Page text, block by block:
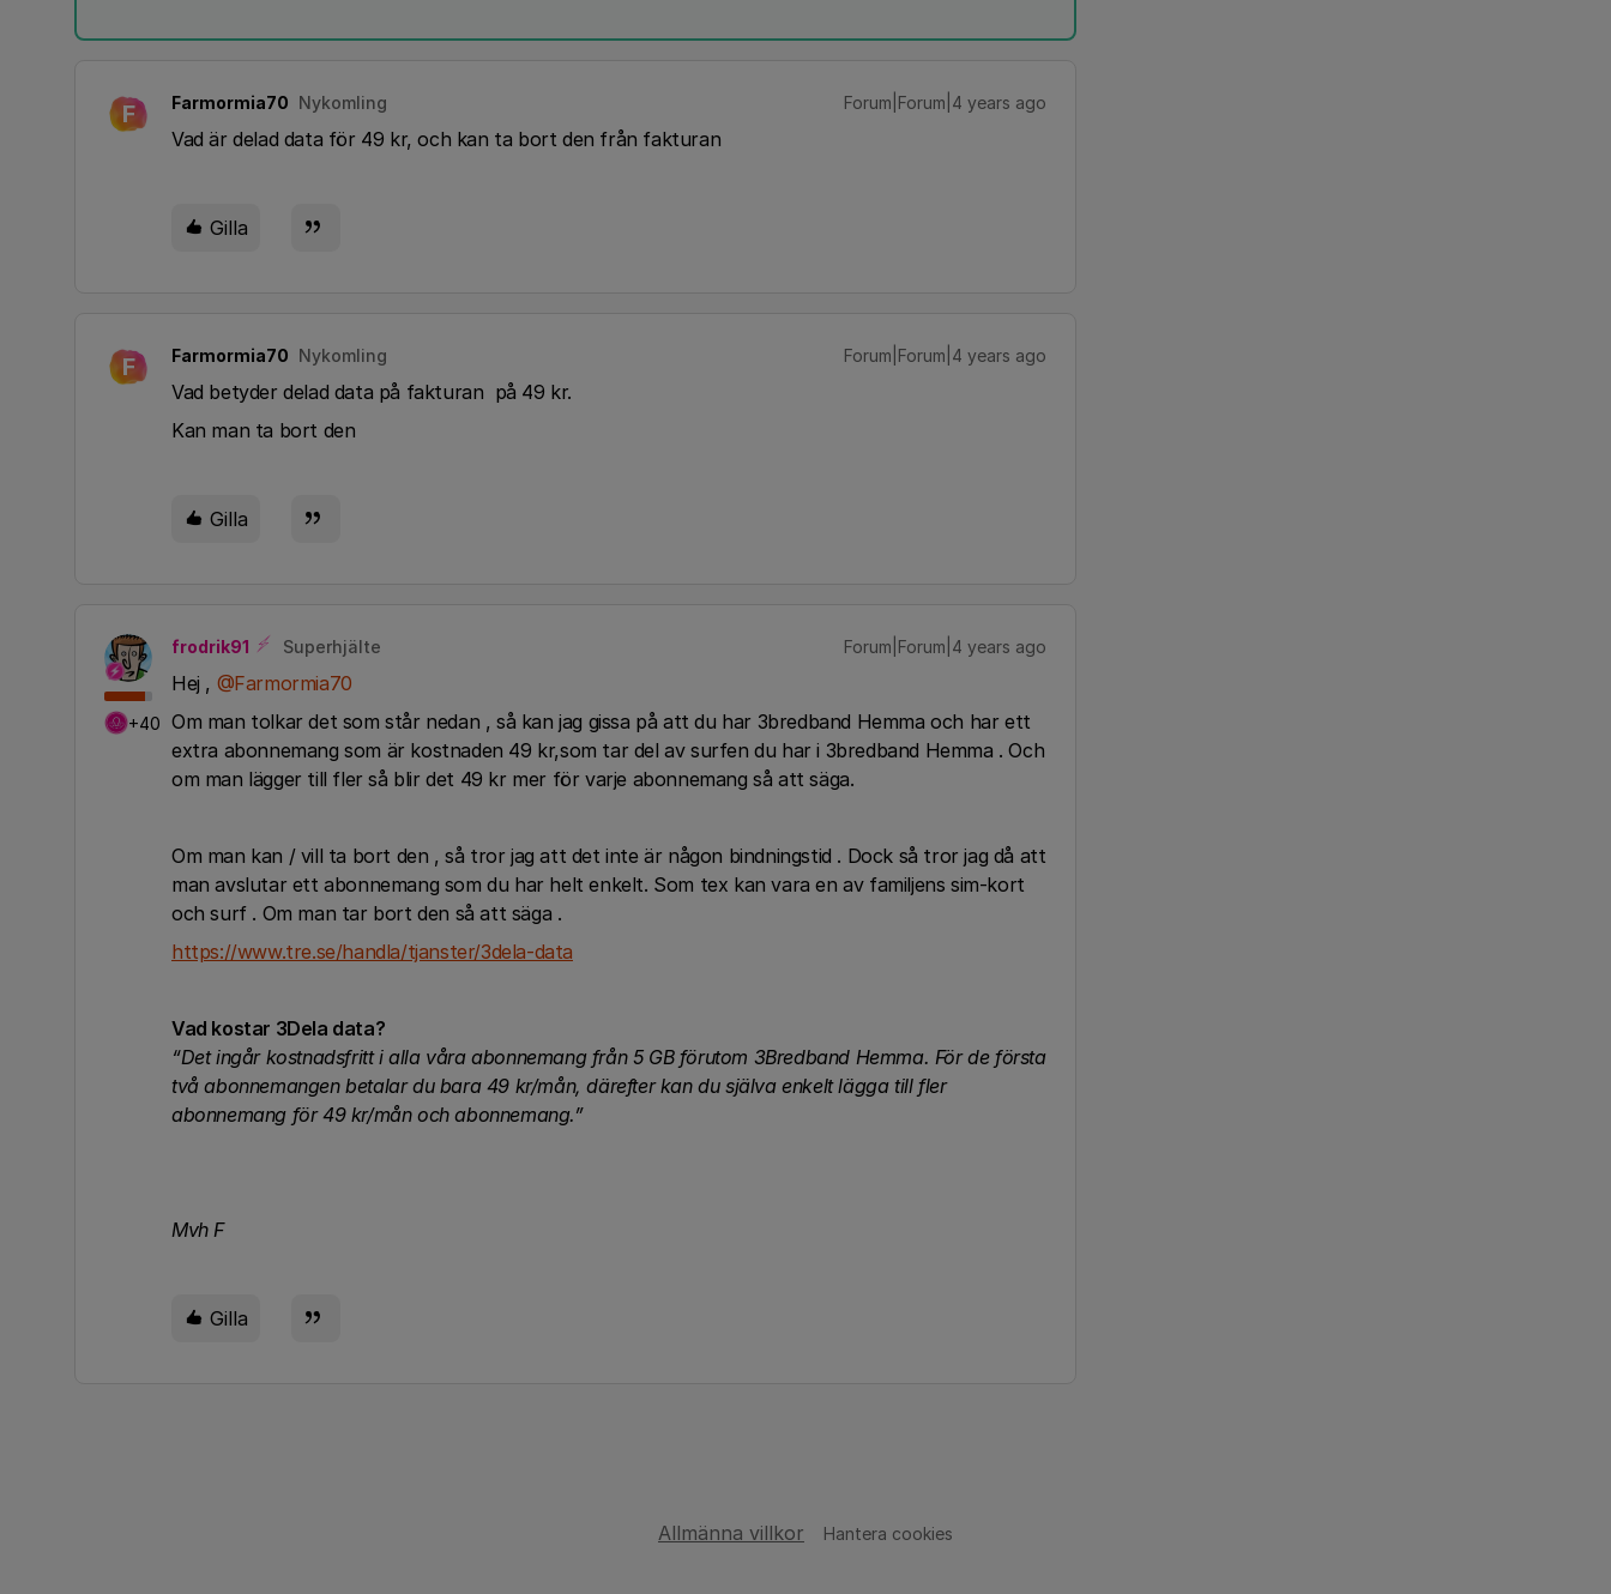
F Farmormia70 Nykomling Forum|Forum|4 years ago
Vad är delad data för 49 kr, och kan ta bort den från fakturan
Gilla
F Farmormia70 Nykomling Forum|Forum|4 years ago
Vad betyder delad data på fakturan på 49 kr.
Kan man ta bort den
Gilla
+40
frodrik91 Superhjälte Forum|Forum|4 years ago
Hej , @Farmormia70
Om man tolkar det som står nedan , så kan jag gissa på att du har 3bredband Hemma och har ett
extra abonnemang som är kostnaden 49 kr,som tar del av surfen du har i 3bredband Hemma . Och
om man lägger till fler så blir det 49 kr mer för varje abonnemang så att säga.
Om man kan / vill ta bort den , så tror jag att det inte är någon bindningstid . Dock så tror jag då att
man avslutar ett abonnemang som du har helt enkelt. Som tex kan vara en av familjens sim-kort
och surf . Om man tar bort den så att säga .
https://www.tre.se/handla/tjanster/3dela-data
Vad kostar 3Dela data?
“Det ingår kostnadsfritt i alla våra abonnemang från 5 GB förutom 3Bredband Hemma. För de första
två abonnemangen betalar du bara 49 kr/mån, därefter kan du själva enkelt lägga till fler
abonnemang för 49 kr/mån och abonnemang.”
Mvh F
Gilla
Allmänna villkor Hantera cookies